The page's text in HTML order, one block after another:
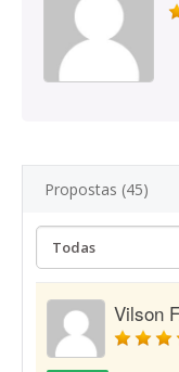
Propostas (45)
Vilson